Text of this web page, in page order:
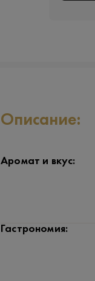
Описание:
Аромат и вкус:
Гастрономия: